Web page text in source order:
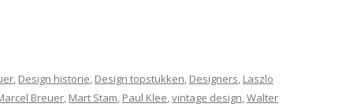
, Design historie, Design topstukken, Designers, Laszlo
Breuer, Mart Stam, Paul Klee,vintage design,Walter